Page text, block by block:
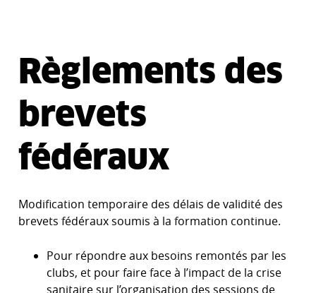
Règlements des
brevets
fédéraux
Modification temporaire des délais de validité des
brevets fédéraux soumis à la formation continue.
Pour répondre aux besoins remontés par les
clubs, et pour faire face à l’impact de la crise
sanitaire sur l’organisation des sessions de